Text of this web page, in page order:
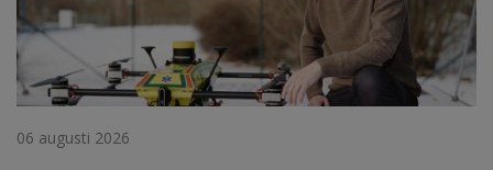
06 augusti 2026